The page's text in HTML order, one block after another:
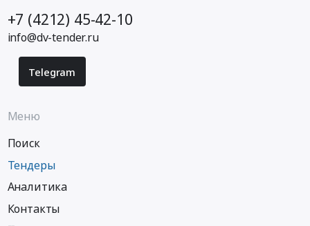
+7 (4212) 45-42-10
info@dv-tender.ru
Telegram
Меню
Поиск
Тендеры
Аналитика
Контакты